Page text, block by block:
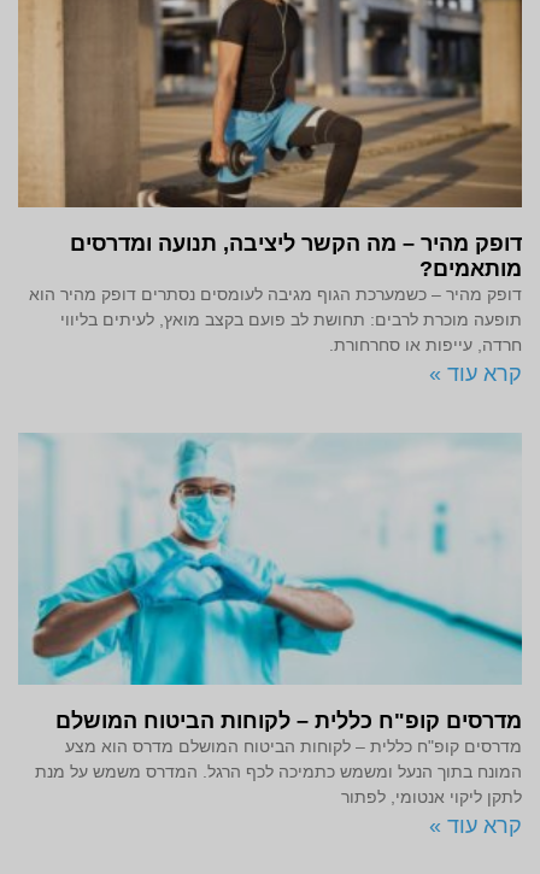
דופק מהיר – מה הקשר ליציבה, תנועה ומדרסים
מותאמים?
דופק מהיר – כשמערכת הגוף מגיבה לעומסים נסתרים דופק מהיר הוא
תופעה מוכרת לרבים: תחושת לב פועם בקצב מואץ, לעיתים בליווי
חרדה, עייפות או סחרחורת.
קרא עוד »
מדרסים קופ"ח כללית – לקוחות הביטוח המושלם
מדרסים קופ"ח כללית – לקוחות הביטוח המושלם מדרס הוא מצע
המונח בתוך הנעל ומשמש כתמיכה לכף הרגל. המדרס משמש על מנת
לתקן ליקוי אנטומי, לפתור
קרא עוד »